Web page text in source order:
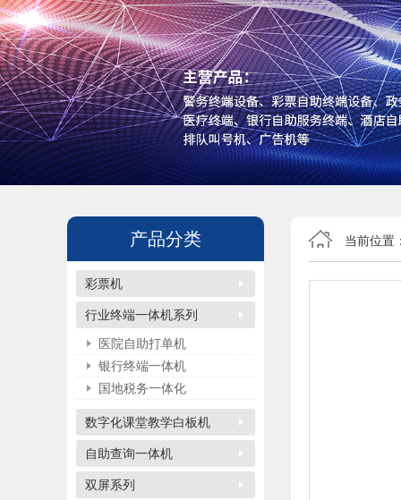
产品分类
彩票机
行业终端一体机系列
医院自助打单机
银行终端一体机
国地税务一体化
数字化课堂教学白板机
自助查询一体机
双屏系列
当前位置